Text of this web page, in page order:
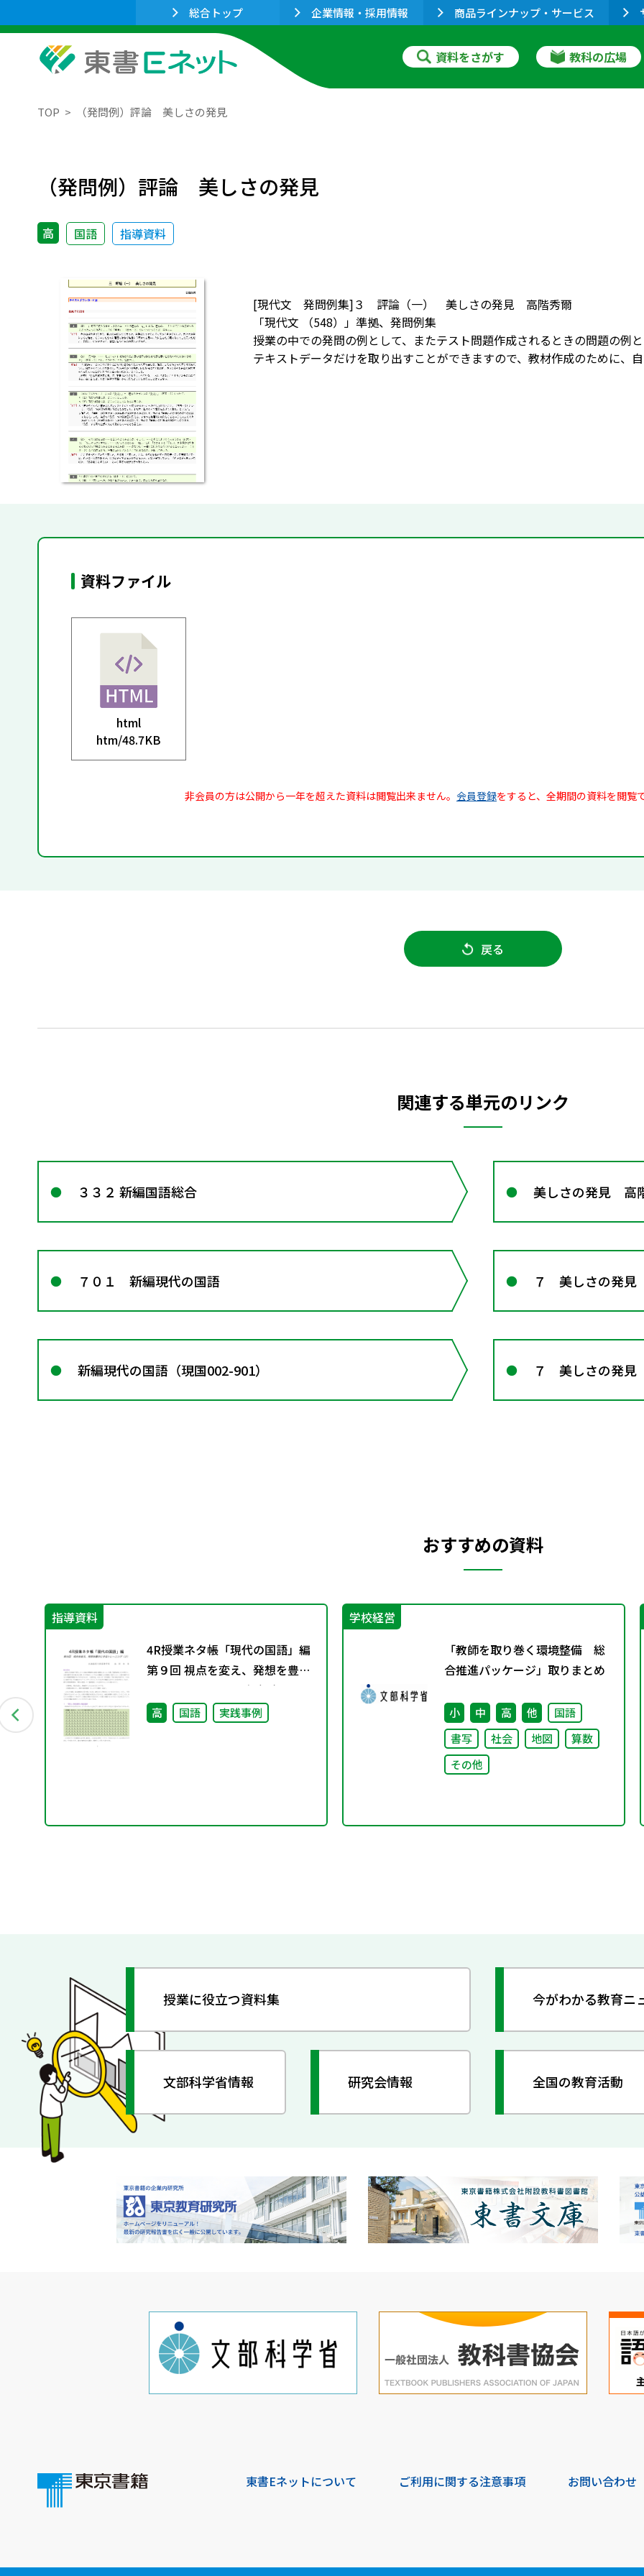
総合トップ 企業情報・採用情報 商品ラインナップ・サービス
資料をさがす 教科の広場
TOP （発問例）評論 美しさの発見
（発問例）評論 美しさの発見
高 国語 指導資料
[現代文 発問例集]３ 評論（一） 美しさの発見 高階秀爾
「現代文 （548）」準拠、発問例集
授業の中での発問の例として、またテスト問題作成されるときの問題の例
テキストデータだけを取り出すことができますので、教材作成のために、
資料ファイル
html
htm/48.7KB
非会員の方は公開から一年を超えた資料は閲覧出来ません。 会員登録をすると、全期間の資料を閲覧
戻る
関連する単元のリンク
３３２ 新編国語総合 美しさの発見 高
７０１ 新編現代の国語 ７ 美しさの発見
新編現代の国語（現国002-901） ７ 美しさの発見
おすすめの資料
指導資料
4R授業ネタ帳「現代の国語」編
第９回 視点を変え、発想を豊か
にするトレーニング（２）
高 国語 実践事例
学校経営
「教師を取り巻く環境整備 総
合推進パッケージ」取りまとめ
小 中 高 他
国語
書写
社会 地図
算数
その他
授業に役立つ資料集 今がわかる教育ニ
文部科学省情報 研究会情報 全国の教育活動
東書Eネットについて ご利用に関する注意事項 お問い合わせ